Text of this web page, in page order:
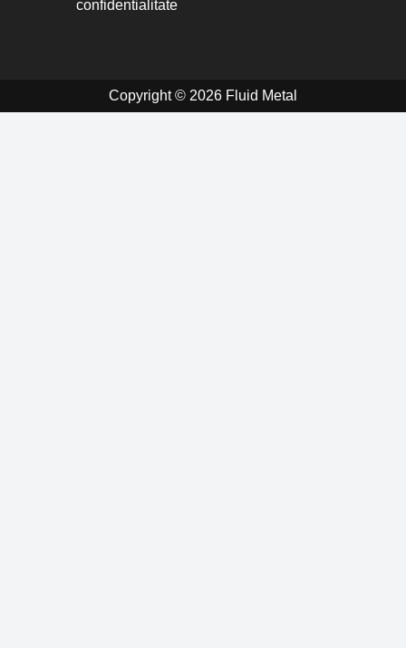
confidentialitate
Copyright © 2026 Fluid Metal